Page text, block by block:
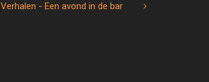
Verhalen - Een avond in de bar